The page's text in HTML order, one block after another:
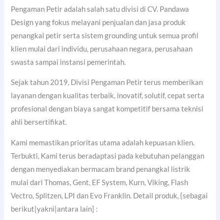
Pengaman Petir adalah salah satu divisi di CV. Pandawa
Design yang fokus melayani penjualan dan jasa produk
penangkal petir serta sistem grounding untuk semua profil
klien mulai dari individu, perusahaan negara, perusahaan
swasta sampai instansi pemerintah.
Sejak tahun 2019, Divisi Pengaman Petir terus memberikan
layanan dengan kualitas terbaik, inovatif, solutif, cepat serta
profesional dengan biaya sangat kompetitif bersama teknisi
ahli bersertifikat.
Kami memastikan prioritas utama adalah kepuasan klien.
Terbukti, Kami terus beradaptasi pada kebutuhan pelanggan
dengan menyediakan bermacam brand penangkal listrik
mulai dari Thomas, Gent, EF System, Kurn, Viking, Flash
Vectro, Splitzen, LPI dan Evo Franklin. Detail produk, {sebagai
berikut|yakni|antara lain] :